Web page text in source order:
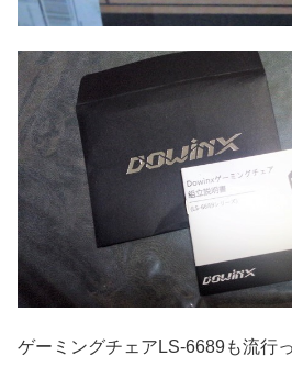
ゲーミングチェアLS-6689も流行